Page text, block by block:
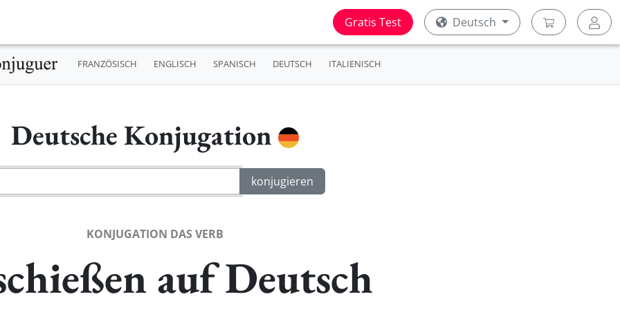
Gratis Test Deutsch
FRANZÖSISCH ENGLISCH SPANISCH DEUTSCH ITALIENISCH
Deutsche Konjugation
KONJUGATION DAS VERB
auf Deutsch